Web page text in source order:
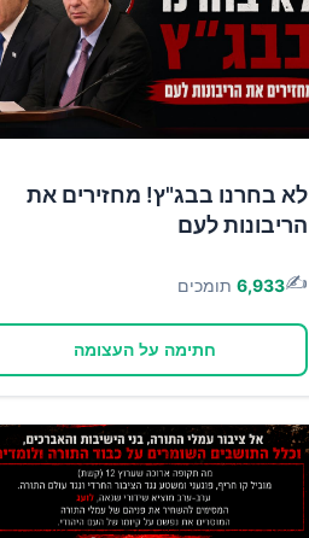
לא בחרנו בבג"ץ! מחזירים את
הריבונות לעם
✍️
6,933 תומכים
חתימה על העצומה